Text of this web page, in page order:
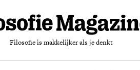
Filosofie is makkelijker als je denkt